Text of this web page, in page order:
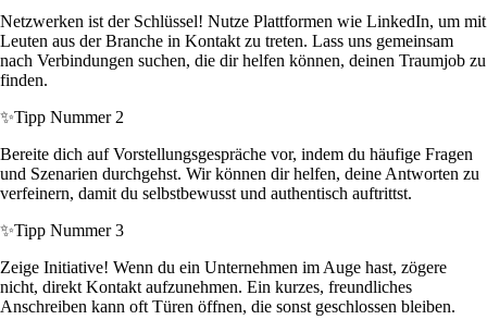
Netzwerken ist der Schlüssel! Nutze Plattformen wie LinkedIn, um mit
Leuten aus der Branche in Kontakt zu treten. Lass uns gemeinsam
nach Verbindungen suchen, die dir helfen können, deinen Traumjob zu
finden.
✨Tipp Nummer 2
Bereite dich auf Vorstellungsgespräche vor, indem du häufige Fragen
und Szenarien durchgehst. Wir können dir helfen, deine Antworten zu
verfeinern, damit du selbstbewusst und authentisch auftrittst.
✨Tipp Nummer 3
Zeige Initiative! Wenn du ein Unternehmen im Auge hast, zögere
nicht, direkt Kontakt aufzunehmen. Ein kurzes, freundliches
Anschreiben kann oft Türen öffnen, die sonst geschlossen bleiben.